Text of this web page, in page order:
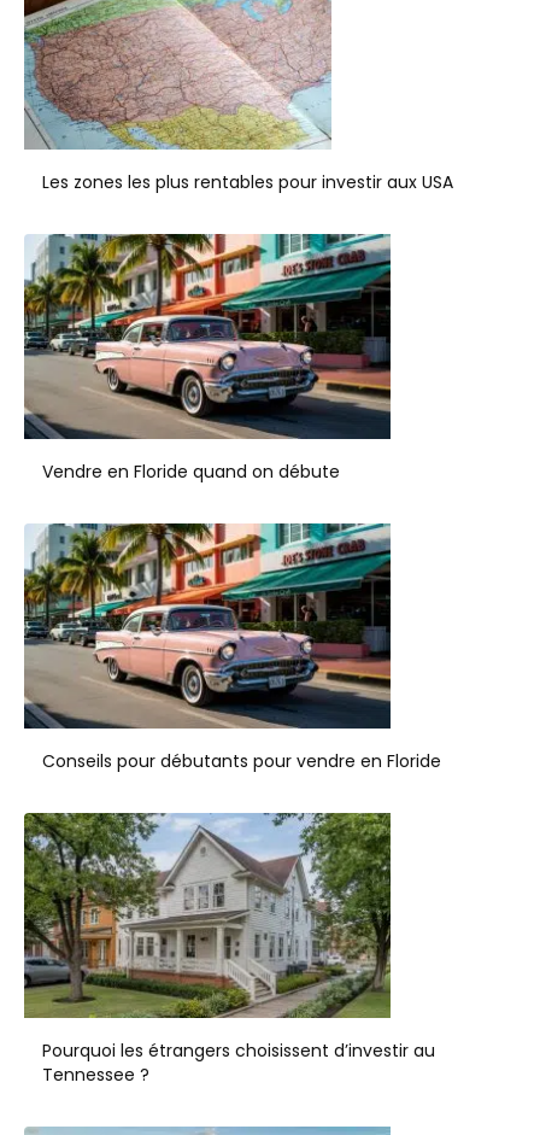
Les zones les plus rentables pour investir aux USA
Vendre en Floride quand on débute
Conseils pour débutants pour vendre en Floride
Pourquoi les étrangers choisissent d’investir au
Tennessee ?